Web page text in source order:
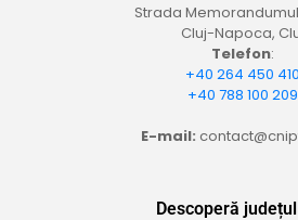
Strada
Cluj-Napoca,
Telefon:
+40 264 450 410
+40 788 100 209
E-mail:
Descoperă